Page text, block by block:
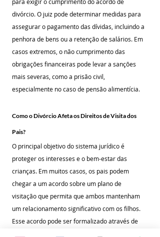
divórcio. O juiz pode determinar medidas para
assegurar o pagamento das dívidas, incluindo a
penhora de bens ou a retenção de salários. Em
casos extremos, o não cumprimento das
obrigações financeiras pode levar a sanções
mais severas, como a prisão civil,
especialmente no caso de pensão alimentícia.
Como o Divórcio Afeta os Direitos de Visita dos
Pais?
O principal objetivo do sistema jurídico é
proteger os interesses e o bem-estar das
crianças. Em muitos casos, os pais podem
chegar a um acordo sobre um plano de
visitação que permita que ambos mantenham
um relacionamento significativo com os filhos.
Esse acordo pode ser formalizado através de